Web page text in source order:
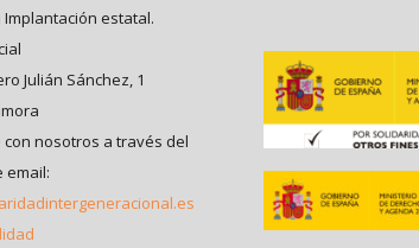
Implantación estatal.
Julián Sánchez, 1
con nosotros a través del
email: